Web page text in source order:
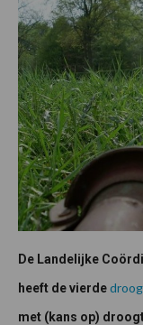
De Landelijke
heeft de vierde
met (kans op)